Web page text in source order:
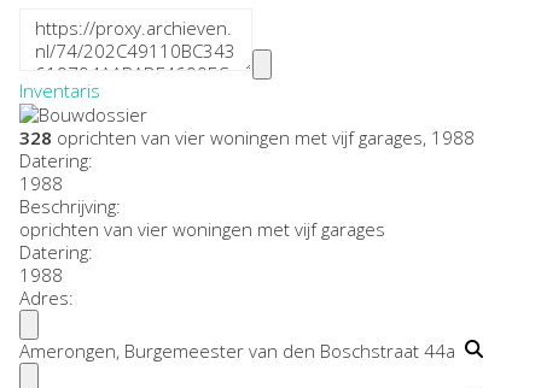
Inventaris
328 oprichten van vier woningen met vijf garages, 1988
Datering:
1988
Beschrijving:
oprichten van vier woningen met vijf garages
Datering:
1988
Adres:
Amerongen, Burgemeester van den Boschstraat 44a